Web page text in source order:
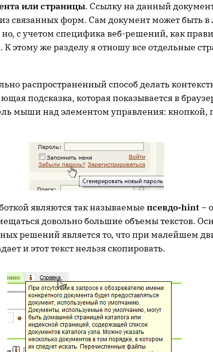
или страницы. Ссылку на данный
связанных форм. Сам документ может быть
с учетом специфика веб-решений, как
этому же разделу я отношу все отдельные
распространенный способ делать
подсказка, которая показывается в
мыши над элементом управления: кнопкой,
являются так называемые псевдо-hint–
довольно большие объемы текстов.
решений является то, что при малейшем
и этот текст нельзя скопировать.